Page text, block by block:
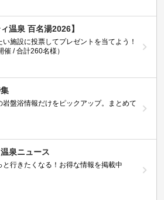
ィ温泉 百名湯2026】
い施設に投票してプレゼントを当てよう！
催 / 合計260名様）
岩盤浴情報だけをピックアップ。まとめて
泉ニュース
と行きたくなる！お得な情報を掲載中